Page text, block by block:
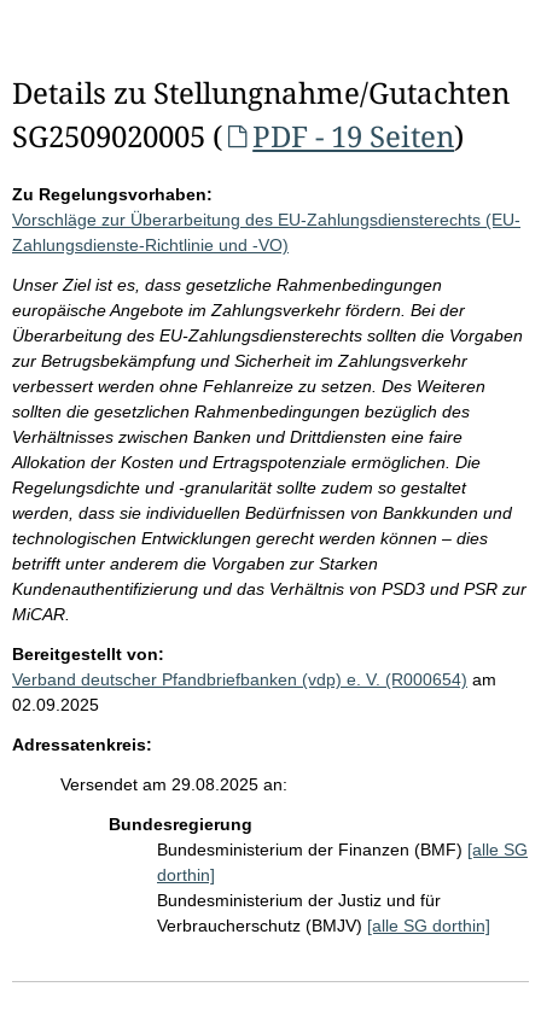
Details zu Stellungnahme/Gutachten
SG2509020005 (
PDF - 19 Seiten)
Zu Regelungsvorhaben:
Vorschläge zur Überarbeitung des EU-Zahlungsdiensterechts (EU-
Zahlungsdienste-Richtlinie und -VO)
Unser Ziel ist es, dass gesetzliche Rahmenbedingungen
europäische Angebote im Zahlungsverkehr fördern. Bei der
Überarbeitung des EU-Zahlungsdiensterechts sollten die Vorgaben
zur Betrugsbekämpfung und Sicherheit im Zahlungsverkehr
verbessert werden ohne Fehlanreize zu setzen. Des Weiteren
sollten die gesetzlichen Rahmenbedingungen bezüglich des
Verhältnisses zwischen Banken und Drittdiensten eine faire
Allokation der Kosten und Ertragspotenziale ermöglichen. Die
Regelungsdichte und -granularität sollte zudem so gestaltet
werden, dass sie individuellen Bedürfnissen von Bankkunden und
technologischen Entwicklungen gerecht werden können – dies
betrifft unter anderem die Vorgaben zur Starken
Kundenauthentifizierung und das Verhältnis von PSD3 und PSR zur
MiCAR.
Bereitgestellt von:
Verband deutscher Pfandbriefbanken (vdp) e. V. (R000654) am
02.09.2025
Adressatenkreis:
Versendet am 29.08.2025 an:
Bundesregierung
Bundesministerium der Finanzen (BMF) [alle SG
dorthin]
Bundesministerium der Justiz und für
Verbraucherschutz (BMJV) [alle SG dorthin]